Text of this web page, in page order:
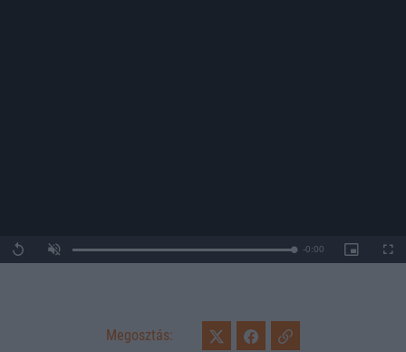
Replay UnmuteLoaded:
0%
Remaining
-0:00
Picture-
in-
Megosztás: